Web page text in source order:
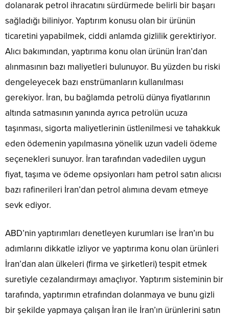
dolanarak petrol ihracatını sürdürmede belirli bir başarı
sağladığı biliniyor. Yaptırım konusu olan bir ürünün
ticaretini yapabilmek, ciddi anlamda gizlilik gerektiriyor.
Alıcı bakımından, yaptırıma konu olan ürünün İran’dan
alınmasının bazı maliyetleri bulunuyor. Bu yüzden bu riski
dengeleyecek bazı enstrümanların kullanılması
gerekiyor. İran, bu bağlamda petrolü dünya fiyatlarının
altında satmasının yanında ayrıca petrolün ucuza
taşınması, sigorta maliyetlerinin üstlenilmesi ve tahakkuk
eden ödemenin yapılmasına yönelik uzun vadeli ödeme
seçenekleri sunuyor. İran tarafından vadedilen uygun
fiyat, taşıma ve ödeme opsiyonları ham petrol satın alıcısı
bazı rafinerileri İran’dan petrol alımına devam etmeye
sevk ediyor.
ABD’nin yaptırımları denetleyen kurumları ise İran’ın bu
adımlarını dikkatle izliyor ve yaptırıma konu olan ürünleri
İran’dan alan ülkeleri (firma ve şirketleri) tespit etmek
suretiyle cezalandırmayı amaçlıyor. Yaptırım sisteminin bir
tarafında, yaptırımın etrafından dolanmaya ve bunu gizli
bir şekilde yapmaya çalışan İran ile İran’ın ürünlerini satın